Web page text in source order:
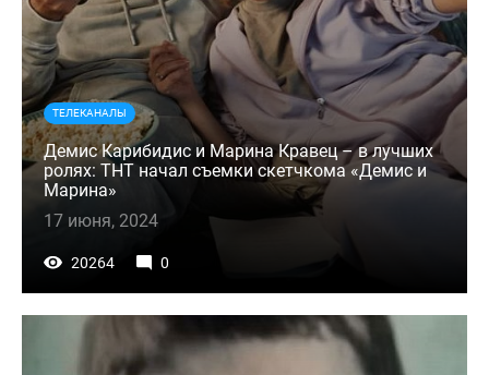
ТЕЛЕКАНАЛЫ
Демис Карибидис и Марина Кравец – в лучших
ролях: ТНТ начал съемки скетчкома «Демис и
Марина»
17 июня, 2024
20264 0